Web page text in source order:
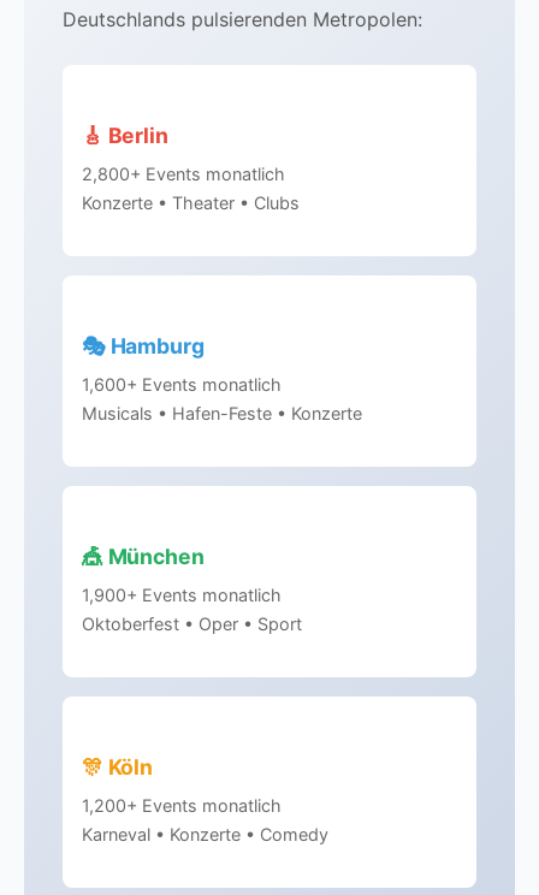
Deutschlands pulsierenden Metropolen:
🎸 Berlin
2,800+ Events monatlich
Konzerte • Theater • Clubs
🎭 Hamburg
1,600+ Events monatlich
Musicals • Hafen-Feste • Konzerte
🎪 München
1,900+ Events monatlich
Oktoberfest • Oper • Sport
🎊 Köln
1,200+ Events monatlich
Karneval • Konzerte • Comedy